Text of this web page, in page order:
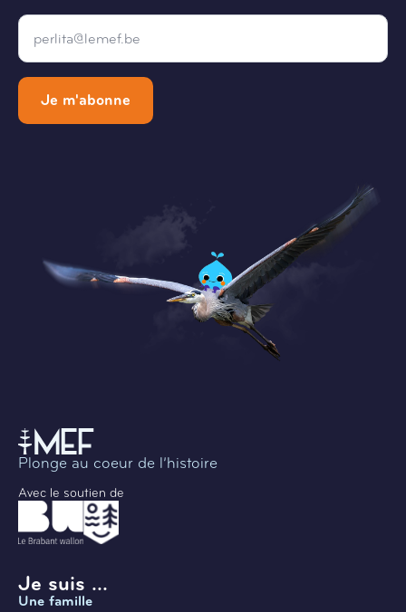
Email
Je m'abonne
Plonge au coeur de l’histoire
Avec le soutien de
Je suis ...
Une famille